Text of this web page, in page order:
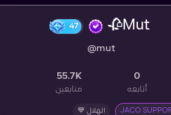
Mut🥀
@mut
0
أتابعه
55.7K
متابعين
JACO الهلال 💙